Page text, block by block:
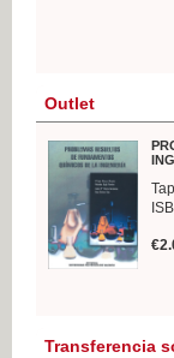
Outlet
Transferencia